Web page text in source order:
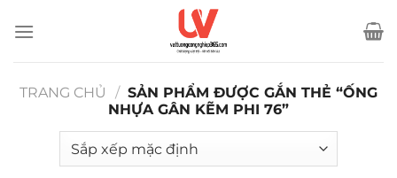
qua
TRANG CHỦ
/ SẢN PHẨM ĐƯỢC GẮN THẺ “ỐNG
NHỰA GÂN KẼM PHI 76”